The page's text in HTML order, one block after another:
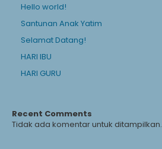
Hello world!
Santunan Anak Yatim
Selamat Datang!
HARI IBU
HARI GURU
Recent Comments
Tidak ada komentar untuk ditampilkan.